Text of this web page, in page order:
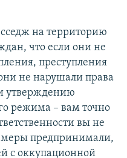
на территорию
что если они не
преступления
не нарушали права
утверждению
режима – вам точно
вы не
меры предпринимали,
с оккупационной